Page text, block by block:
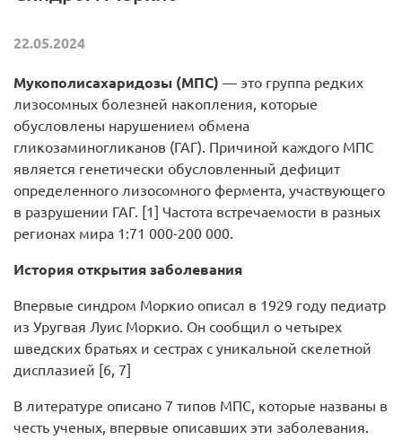
22.05.2024
Мукополисахаридозы (МПС) — это группа редких
лизосомных болезней накопления, которые
обусловлены нарушением обмена
гликозаминогликанов (ГАГ). Причиной каждого МПС
является генетически обусловленный дефицит
определенного лизосомного фермента, участвующего
в разрушении ГАГ. [1] Частота встречаемости в разных
регионах мира 1:71 000-200 000.
История открытия заболевания
Впервые синдром Моркио описал в 1929 году педиатр
из Уругвая Луис Моркио. Он сообщил о четырех
шведских братьях и сестрах с уникальной скелетной
дисплазией [6, 7]
В литературе описано 7 типов МПС, которые названы в
честь ученых, впервые описавших эти заболевания.